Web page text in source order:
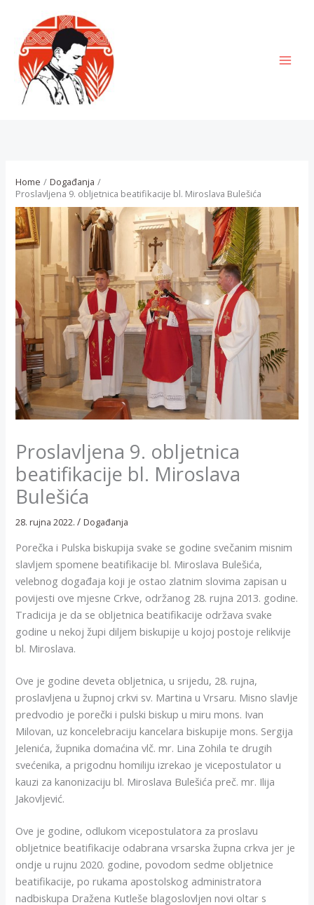
content
Home
Događanja
Proslavljena 9. obljetnica beatifikacije bl. Miroslava Bulešića
Proslavljena 9. obljetnica
beatifikacije bl. Miroslava
Bulešića
28. rujna 2022./ Događanja
Porečka i Pulska biskupija svake se godine svečanim misnim
slavljem spomene beatifikacije bl. Miroslava Bulešića,
velebnog događaja koji je ostao zlatnim slovima zapisan u
povijesti ove mjesne Crkve, održanog 28. rujna 2013. godine.
Tradicija je da se obljetnica beatifikacije održava svake
godine u nekoj župi diljem biskupije u kojoj postoje relikvije
bl. Miroslava.
Ove je godine deveta obljetnica, u srijedu, 28. rujna,
proslavljena u župnoj crkvi sv. Martina u Vrsaru. Misno slavlje
predvodio je porečki i pulski biskup u miru mons. Ivan
Milovan, uz koncelebraciju kancelara biskupije mons. Sergija
Jelenića, župnika domaćina vlč. mr. Lina Zohila te drugih
svećenika, a prigodnu homiliju izrekao je vicepostulator u
kauzi za kanonizaciju bl. Miroslava Bulešića preč. mr. Ilija
Jakovljević.
Ove je godine, odlukom vicepostulatora za proslavu
obljetnice beatifikacije odabrana vrsarska župna crkva jer je
ondje u rujnu 2020. godine, povodom sedme obljetnice
beatifikacije, po rukama apostolskog administratora
nadbiskupa Dražena Kutleše blagoslovljen novi oltar s